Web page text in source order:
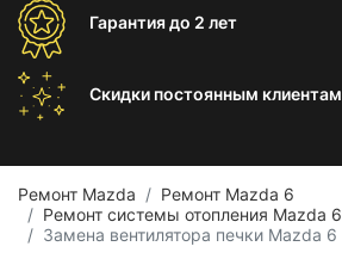
Гарантиядо 2 лет
Скидки постоянным клиентам
Ремонт Mazda
Ремонт Mazda 6
Ремонт системы отопления Mazda 6
Замена вентилятора печки Mazda 6